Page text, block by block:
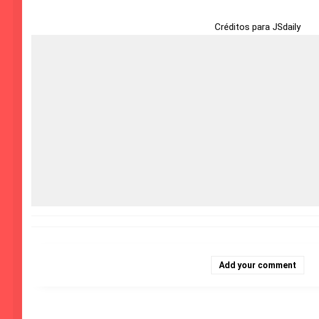
Créditos para JSdaily
Add your comment